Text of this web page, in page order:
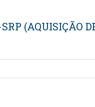
(AQUISIÇÃO